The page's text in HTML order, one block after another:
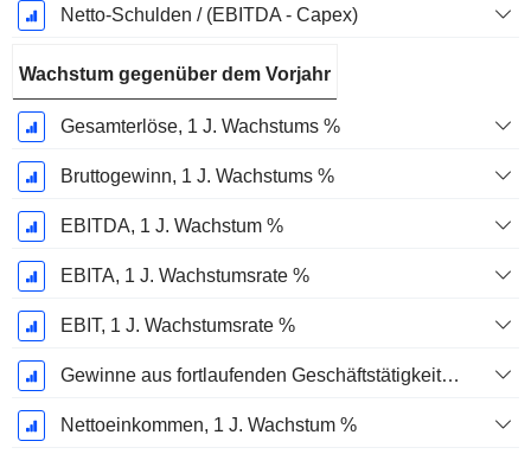
Netto-Schulden / (EBITDA - Capex)
Wachstum gegenüber dem Vorjahr
Gesamterlöse, 1 J. Wachstums %
Bruttogewinn, 1 J. Wachstums %
EBITDA, 1 J. Wachstum %
EBITA, 1 J. Wachstumsrate %
EBIT, 1 J. Wachstumsrate %
Gewinne aus fortlaufenden Geschäftstätigkeiten, 1 Jahr Wachstumsrate %
Nettoeinkommen, 1 J. Wachstum %